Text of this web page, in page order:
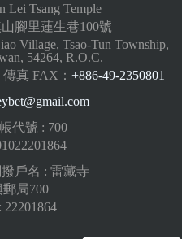
Lei Tsang Temple
腳里蓮生巷100號
Village, Tsao-Tun Township,
54264, R.O.C.
傳真 FAX： +886-49-2350801
代號 : 700
戶名 : 雷藏寺
局700